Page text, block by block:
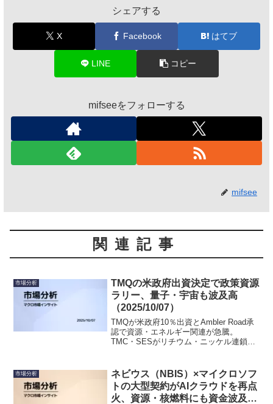
シェアする
X Facebook はてブ
LINE コピー
mifseeをフォローする
mifsee
関連記事
市場分析
TMQの米政府出資決定で政策資源
ラリー、量子・宇宙も波及高
（2025/10/07）
TMQが米政府10％出資とAmbler Road承
認で資源・エネルギー関連が急騰。
TMC・SESがリチウム・ニッケル連鎖で
き、RGTIは目標引き上げ、RKLBは契約
発表で上昇つづく。
市場分析
ネビウス（NBIS）×マイクロソフ
トの大型契約がAIクラウドを再点
火、資源・核燃料にも資金波及